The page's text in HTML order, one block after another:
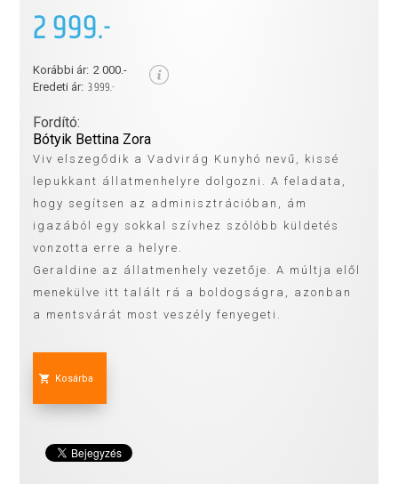
2 999.-
Korábbi ár: 2 000.-
Eredeti ár: 3 999.-
Fordító:
Bótyik Bettina Zora
Viv elszegődik a Vadvirág Kunyhó nevű, kissé
lepukkant állatmenhelyre dolgozni. A feladata,
hogy segítsen az adminisztrációban, ám
igazából egy sokkal szívhez szólóbb küldetés
vonzotta erre a helyre.
Geraldine az állatmenhely vezetője. A múltja elől
menekülve itt talált rá a boldogságra, azonban
a mentsvárát most veszély fenyegeti.
Kosárba